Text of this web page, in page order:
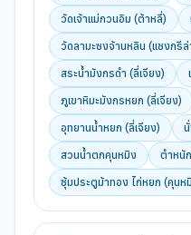
วัดเจ้าแม่กวนอิม (ต้าหลี่)
วัดลามะซงจ้านหลิน (แชงกรีล่
สระน้ำมังกรดำ (ลี่เจียง)
ภูเขาหิมะมังกรหยก (ลี่เจียง)
อุทยานน้ำหยก (ลี่เจียง)
สวนน้ำตกคุนหมิง
ตำหนั
ซุ้มประตูม้าทอง ไก่หยก (คุนห